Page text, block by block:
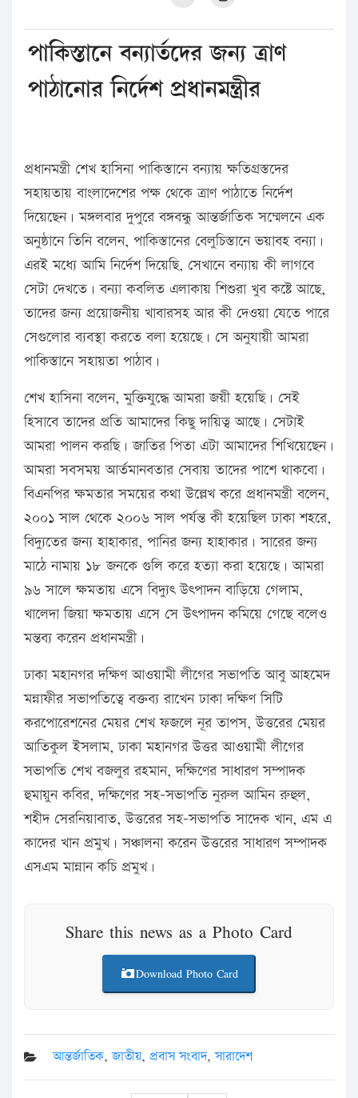
পাকিস্তানে বন্যার্তদের জন্য ত্রাণ
পাঠানোর নির্দেশ প্রধানমন্ত্রীর
প্রধানমন্ত্রী শেখ হাসিনা পাকিস্তানে বন্যায় ক্ষতিগ্রস্তদের
সহায়তায় বাংলাদেশের পক্ষ থেকে ত্রাণ পাঠাতে নির্দেশ
দিয়েছেন। মঙ্গলবার দুপুরে বঙ্গবন্ধু আন্তর্জাতিক সম্মেলনে এক
অনুষ্ঠানে তিনি বলেন, পাকিস্তানের বেলুচিস্তানে ভয়াবহ বন্যা।
এরই মধ্যে আমি নির্দেশ দিয়েছি, সেখানে বন্যায় কী লাগবে
সেটা দেখতে। বন্যা কবলিত এলাকায় শিশুরা খুব কষ্টে আছে,
তাদের জন্য প্রয়োজনীয় খাবারসহ আর কী দেওয়া যেতে পারে
সেগুলোর ব্যবস্থা করতে বলা হয়েছে। সে অনুযায়ী আমরা
পাকিস্তানে সহায়তা পাঠাব।
শেখ হাসিনা বলেন, মুক্তিযুদ্ধে আমরা জয়ী হয়েছি। সেই
হিসাবে তাদের প্রতি আমাদের কিছু দায়িত্ব আছে। সেটাই
আমরা পালন করছি। জাতির পিতা এটা আমাদের শিখিয়েছেন।
আমরা সবসময় আর্তমানবতার সেবায় তাদের পাশে থাকবো।
বিএনপির ক্ষমতার সময়ের কথা উল্লেখ করে প্রধানমন্ত্রী বলেন,
২০০১ সাল থেকে ২০০৬ সাল পর্যন্ত কী হয়েছিল ঢাকা শহরে,
বিদ্যুতের জন্য হাহাকার, পানির জন্য হাহাকার। সারের জন্য
মাঠে নামায় ১৮ জনকে গুলি করে হত্যা করা হয়েছে। আমরা
৯৬ সালে ক্ষমতায় এসে বিদ্যুৎ উৎপাদন বাড়িয়ে গেলাম,
খালেদা জিয়া ক্ষমতায় এসে সে উৎপাদন কমিয়ে গেছে বলেও
মন্তব্য করেন প্রধানমন্ত্রী।
ঢাকা মহানগর দক্ষিণ আওয়ামী লীগের সভাপতি আবু আহমেদ
মন্নাফীর সভাপতিত্বে বক্তব্য রাখেন ঢাকা দক্ষিণ সিটি
করপোরেশনের মেয়র শেখ ফজলে নূর তাপস, উত্তরের মেয়র
আতিকুল ইসলাম, ঢাকা মহানগর উত্তর আওয়ামী লীগের
সভাপতি শেখ বজলুর রহমান, দক্ষিণের সাধারণ সম্পাদক
হুমায়ুন কবির, দক্ষিণের সহ-সভাপতি নুরুল আমিন রুহুল,
শহীদ সেরনিয়াবাত, উত্তরের সহ-সভাপতি সাদেক খান, এম এ
কাদের খান প্রমুখ। সঞ্চালনা করেন উত্তরের সাধারণ সম্পাদক
এসএম মান্নান কচি প্রমুখ।
Share this news as a Photo Card
Download Photo Card
আন্তর্জাতিক,জাতীয়, প্রবাস সংবাদ,সারাদেশ